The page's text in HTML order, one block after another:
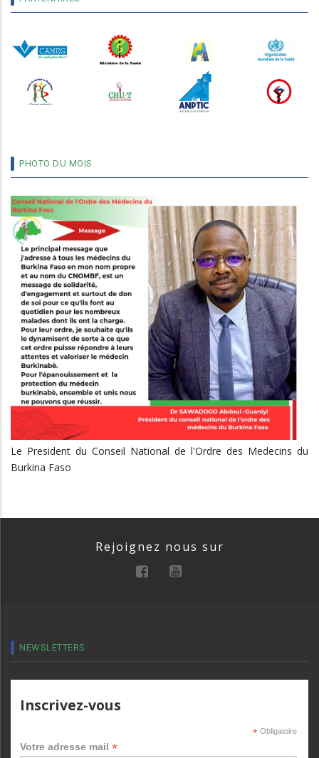
PHOTO DU MOIS
Le President du Conseil National de l'Ordre des Medecins du
Burkina Faso
Rejoignez nous sur
NEWSLETTERS
Inscrivez-vous
*Obligatoire
Votre adresse mail *